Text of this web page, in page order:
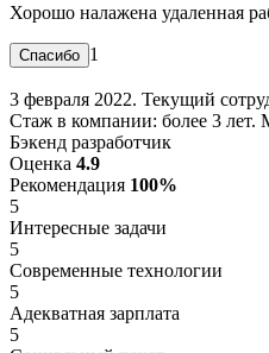
Хорошо налажена удаленная
1
3 февраля 2022. Текущий
Стаж в компании: более 3 лет.
Бэкенд разработчик
Оценка 4.9
Рекомендация 100%
5
Интересные задачи
5
Современные технологии
5
Адекватная зарплата
5